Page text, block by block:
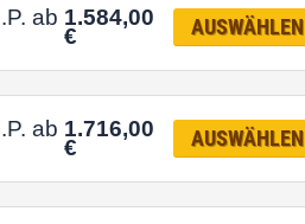
ab 1.584,00
€ AUSWÄHLEN
ab 1.716,00
€ AUSWÄHLEN